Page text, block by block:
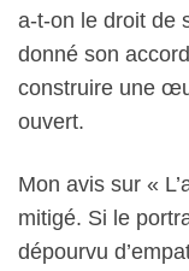
a-t-on le droit de
donné son
construire une
ouvert.
Mon avis sur «
mitigé. Si le
dépourvu